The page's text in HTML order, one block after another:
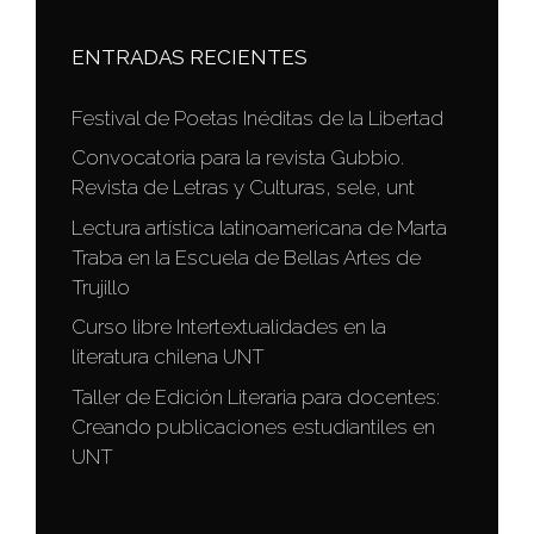
ENTRADAS RECIENTES
Festival de Poetas Inéditas de la Libertad
Convocatoria para la revista Gubbio.
Revista de Letras y Culturas, sele, unt
Lectura artística latinoamericana de Marta
Traba en la Escuela de Bellas Artes de
Trujillo
Curso libre Intertextualidades en la
literatura chilena UNT
Taller de Edición Literaria para docentes:
Creando publicaciones estudiantiles en
UNT